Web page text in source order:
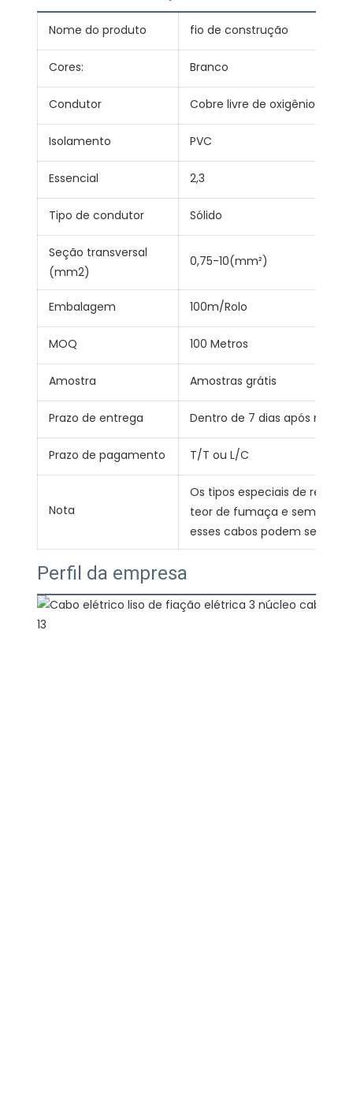
Nome do produto fio de construção
Cores: Branco
Condutor Cobre livre de oxigênio de
Isolamento PVC
Essencial 2,3
Tipo de condutor Sólido
Seção transversal
(mm2)
0,75-10(mm²)
Embalagem 100m/Rolo
MOQ 100 Metros
Amostra Amostras grátis
Prazo de entrega Dentro de 7 dias após
Prazo de pagamento T/T ou L/C
Nota
Os tipos especiais de
teor de fumaça e sem
esses cabos podem ser
Perfil da empresa